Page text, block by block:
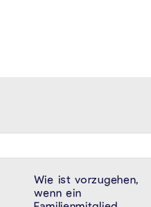
Wie ist vorzugehen,
wenn ein